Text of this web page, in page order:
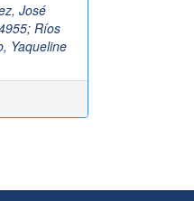
José
; Ríos
Yaqueline